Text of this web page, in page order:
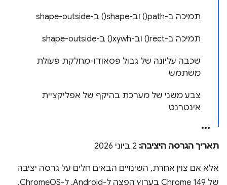
תמיכה ב-path() וב-shape() ב-shape-outside
תמיכה ב-rect() וב-xywh() ב-shape-outside
שכבה עליונה של גבול פסאודו-מחלקת פעולת
משתמש
צבע משני של מערכת בהיקף של אפליקציית
אינטרנט
תאריך הגרסה היציבה:
אלא אם צוין אחרת, השינויים הבאים חלים על גרסה יציבה
של Chrome 149 בערוץ הפצה ל-Android, ל-ChromeOS,